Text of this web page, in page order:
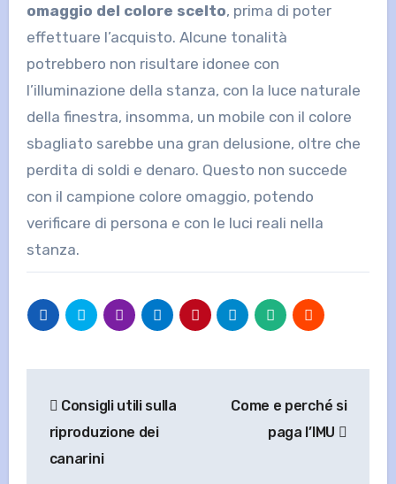
omaggio del colore scelto, prima di poter
effettuare l’acquisto. Alcune tonalità
potrebbero non risultare idonee con
l’illuminazione della stanza, con la luce naturale
della finestra, insomma, un mobile con il colore
sbagliato sarebbe una gran delusione, oltre che
perdita di soldi e denaro. Questo non succede
con il campione colore omaggio, potendo
verificare di persona e con le luci reali nella
stanza.
articoli
Consigli utili sulla
riproduzione dei
canarini
Come e perché si
paga l’IMU